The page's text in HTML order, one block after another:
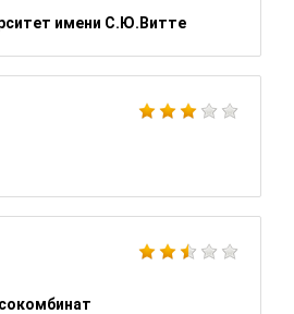
имени С.Ю.Витте